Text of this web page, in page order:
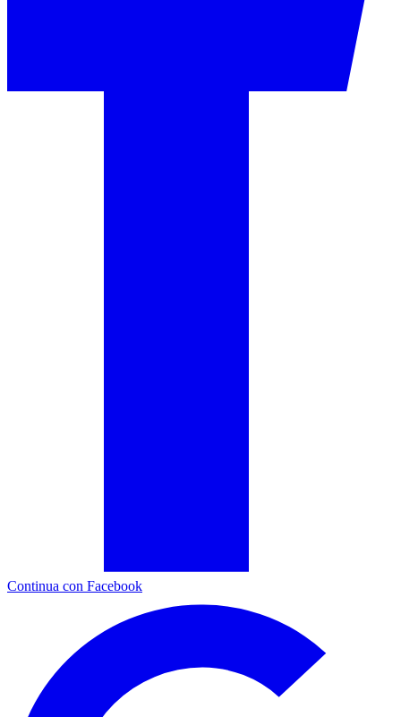
Continua con Facebook